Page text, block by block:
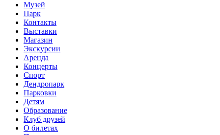
Музей
Парк
Контакты
Выставки
Магазин
Экскурсии
Аренда
Концерты
Спорт
Дендропарк
Парковки
Детям
Образование
Клуб друзей
О билетах